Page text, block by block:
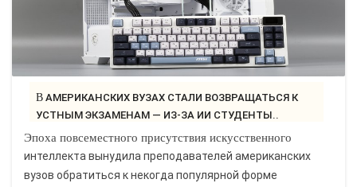
В АМЕРИКАНСКИХ ВУЗАХ СТАЛИ ВОЗВРАЩАТЬСЯ К
УСТНЫМ ЭКЗАМЕНАМ — ИЗ-ЗА ИИ СТУДЕНТЫ..
Эпоха повсеместного присутствия искусственного
интеллекта вынудила преподавателей американских
вузов обратиться к некогда популярной форме